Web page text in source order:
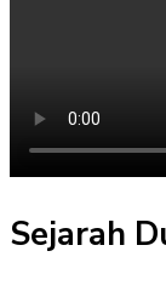
Sejarah